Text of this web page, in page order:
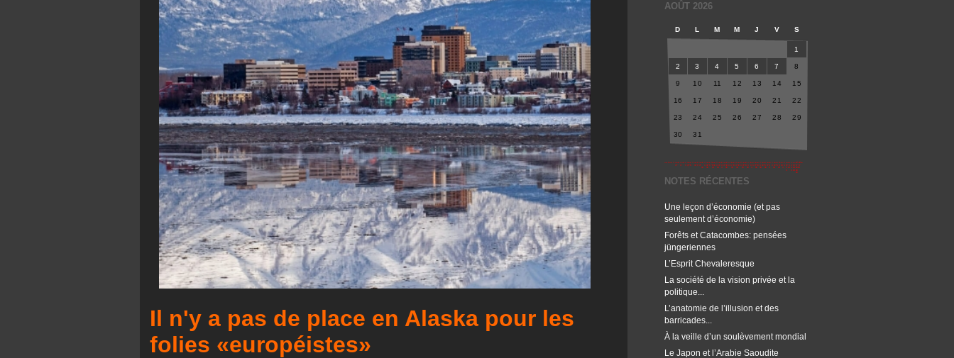
AOÛT 2026
D L M M J V S
1
2 3 4 5 6 7 8
9 10 11 12 13 14 15
16 17 18 19 20 21 22
23 24 25 26 27 28 29
30 31
NOTES RÉCENTES
Une leçon d’économie (et pas
seulement d’économie)
Forêts et Catacombes: pensées
jüngeriennes
L’Esprit Chevaleresque
La société de la vision privée et la
politique...
L’anatomie de l’illusion et des
barricades...
À la veille d’un soulèvement mondial
Le Japon et l’Arabie Saoudite
Il n'y a pas de place en Alaska pour les
folies «européistes»